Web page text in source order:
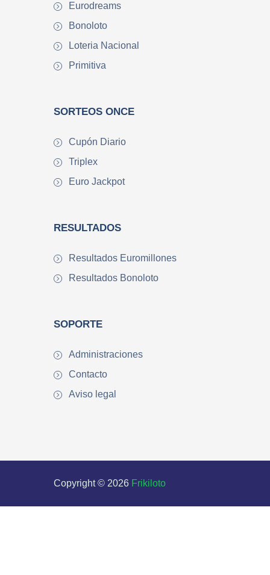
Eurodreams
Bonoloto
Loteria Nacional
Primitiva
SORTEOS ONCE
Cupón Diario
Triplex
Euro Jackpot
RESULTADOS
Resultados Euromillones
Resultados Bonoloto
SOPORTE
Administraciones
Contacto
Aviso legal
Copyright © 2026 Frikiloto